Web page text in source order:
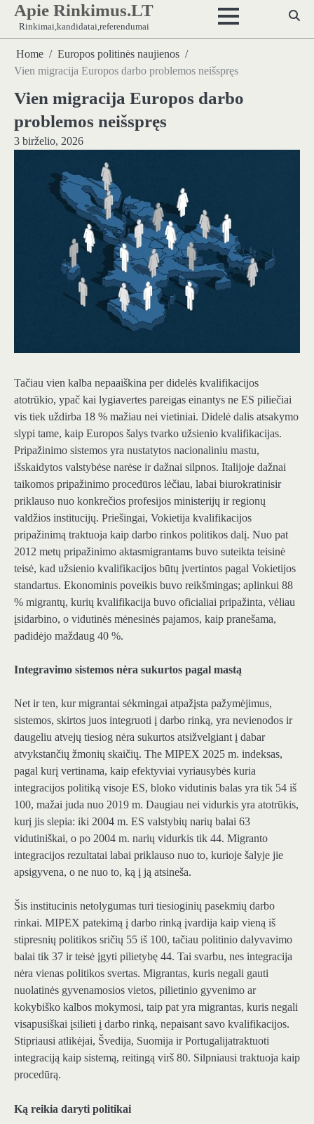
Skip
content
Apie Rinkimus.LT
Rinkimai,kandidatai,referendumai
Home
Europos politinės naujienos
Vien migracija Europos darbo problemos neišspręs
Vien migracija Europos darbo
problemos neišspręs
3 birželio, 2026
Tačiau vien kalba nepaaiškina per didelės kvalifikacijos
atotrūkio, ypač kai lygiavertes pareigas einantys ne ES piliečiai
vis tiek uždirba 18 % mažiau nei vietiniai. Didelė dalis atsakymo
slypi tame, kaip Europos šalys tvarko užsienio kvalifikacijas.
Pripažinimo sistemos yra nustatytos nacionaliniu mastu,
išskaidytos valstybėse narėse ir dažnai silpnos. Italijoje dažnai
taikomos pripažinimo procedūros lėčiau, labai biurokratinisir
priklauso nuo konkrečios profesijos ministerijų ir regionų
valdžios institucijų. Priešingai, Vokietija kvalifikacijos
pripažinimą traktuoja kaip darbo rinkos politikos dalį. Nuo pat
2012 metų pripažinimo aktasmigrantams buvo suteikta teisinė
teisė, kad užsienio kvalifikacijos būtų įvertintos pagal Vokietijos
standartus. Ekonominis poveikis buvo reikšmingas; aplinkui 88
% migrantų, kurių kvalifikacija buvo oficialiai pripažinta, vėliau
įsidarbino, o vidutinės mėnesinės pajamos, kaip pranešama,
padidėjo maždaug 40 %.
Integravimo sistemos nėra sukurtos pagal mastą
Net ir ten, kur migrantai sėkmingai atpažįsta pažymėjimus,
sistemos, skirtos juos integruoti į darbo rinką, yra nevienodos ir
daugeliu atvejų tiesiog nėra sukurtos atsižvelgiant į dabar
atvykstančių žmonių skaičių. The MIPEX 2025 m. indeksas,
pagal kurį vertinama, kaip efektyviai vyriausybės kuria
integracijos politiką visoje ES, bloko vidutinis balas yra tik 54 iš
100, mažai juda nuo 2019 m. Daugiau nei vidurkis yra atotrūkis,
kurį jis slepia: iki 2004 m. ES valstybių narių balai 63
vidutiniškai, o po 2004 m. narių vidurkis tik 44. Migranto
integracijos rezultatai labai priklauso nuo to, kurioje šalyje jie
apsigyvena, o ne nuo to, ką į ją atsineša.
Šis institucinis netolygumas turi tiesioginių pasekmių darbo
rinkai. MIPEX patekimą į darbo rinką įvardija kaip vieną iš
stipresnių politikos sričių 55 iš 100, tačiau politinio dalyvavimo
balai tik 37 ir teisė įgyti pilietybę 44. Tai svarbu, nes integracija
nėra vienas politikos svertas. Migrantas, kuris negali gauti
nuolatinės gyvenamosios vietos, pilietinio gyvenimo ar
kokybiško kalbos mokymosi, taip pat yra migrantas, kuris negali
visapusiškai įsilieti į darbo rinką, nepaisant savo kvalifikacijos.
Stipriausi atlikėjai, Švedija, Suomija ir Portugalijatraktuoti
integraciją kaip sistemą, reitingą virš 80. Silpniausi traktuoja kaip
procedūrą.
Ką reikia daryti politikai